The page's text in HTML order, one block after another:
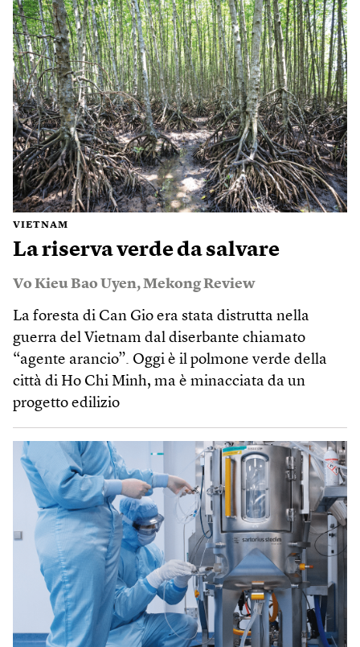
VIETNAM
La riserva verde da salvare
Vo Kieu Bao Uyen,Mekong Review
La foresta di Can Gio era stata distrutta nella
guerra del Vietnam dal diserbante chiamato
“agente arancio”. Oggi è il polmone verde della
città di Ho Chi Minh, ma è minacciata da un
progetto edilizio